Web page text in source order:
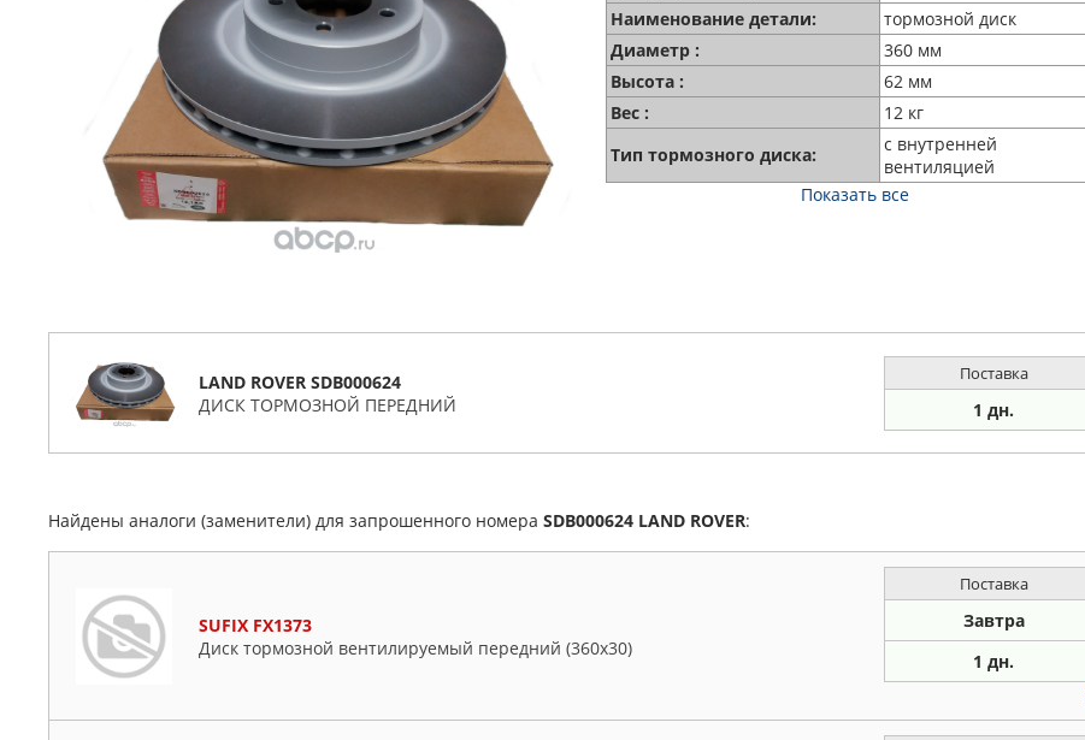
Наименование детали:
тормозной диск
Диаметр :
360 мм
Высота :
62 мм
Вес :
12 кг
Тип тормозного диска:
с внутренней
вентиляцией
Показать все
LAND ROVER SDB000624
ДИСК ТОРМОЗНОЙ ПЕРЕДНИЙ
Поставка
1 дн.
Найдены аналоги (заменители) для запрошенного номера SDB000624 LAND ROVER:
SUFIX FX1373
Диск тормозной вентилируемый передний (360x30)
Поставка
Завтра
1 дн.